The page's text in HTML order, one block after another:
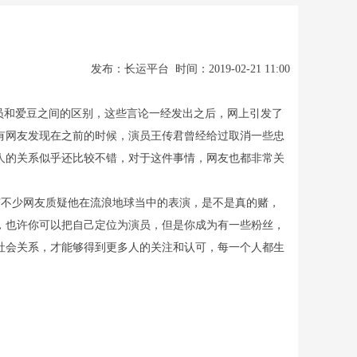
发布：长运平台 时间：2019-02-21 11:00
爱豆之间的区别，这些言论一经发出之后，网上引发了
友发现在之前的时候，演员王传君曾经给过取消一些忠
关系似乎还比较不错，对于这件事情，网友也都非常关
网友质疑他在流浪地球当中的表演，是不是真的赌，
许你可以把自己定位为演员，但是你成为有一些粉丝，
关系，才能够得到更多人的关注和认可，每一个人都生